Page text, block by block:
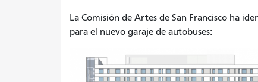
La Comisión de Artes de San Francisco ha
para el nuevo garaje de autobuses: